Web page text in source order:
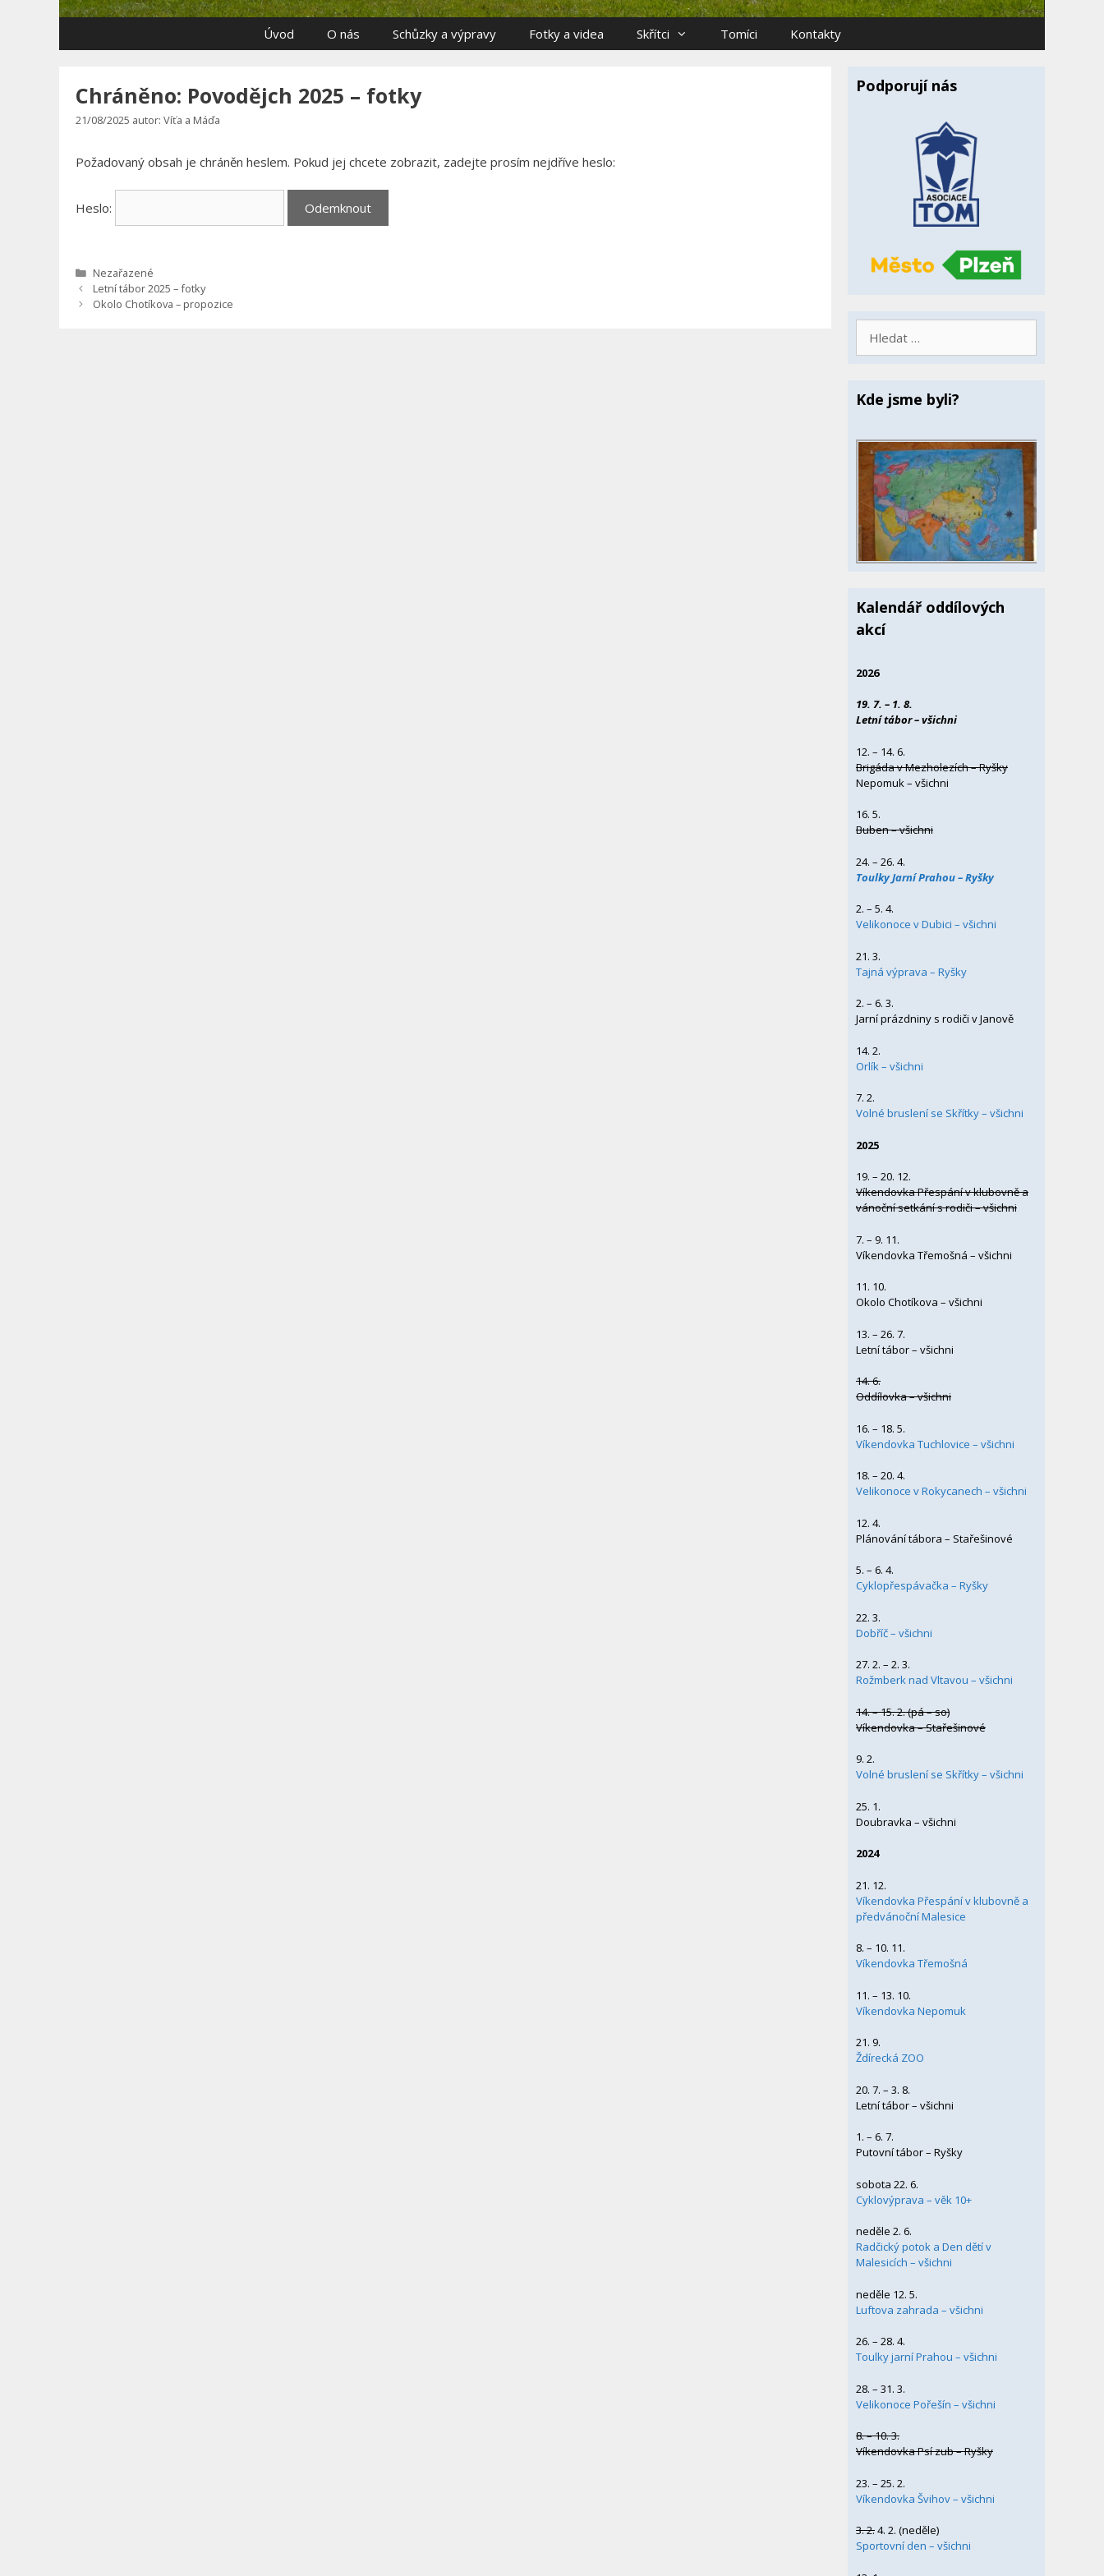
Úvod O nás Schůzky a výpravy Fotky a videa Skřítci Tomíci Kontakty
Chráněno: Povodějch 2025 – fotky
21/08/2025 autor: Víťa a Máďa
Požadovaný obsah je chráněn heslem. Pokud jej chcete zobrazit, zadejte prosím nejdříve heslo:
Heslo:
Rubriky
Nezařazené
Letní tábor 2025 – fotky
Okolo Chotíkova – propozice
Podporují nás
Kde jsme byli?
Kalendář oddílových
akcí
2026
19. 7. – 1. 8.
Letní tábor – všichni
12. – 14. 6.
Brigáda v Mezholezích – Ryšky
Nepomuk – všichni
16. 5.
Buben – všichni
24. – 26. 4.
Toulky Jarní Prahou – Ryšky
2. – 5. 4.
Velikonoce v Dubici – všichni
21. 3.
Tajná výprava – Ryšky
2. – 6. 3.
Jarní prázdniny s rodiči v Janově
14. 2.
Orlík – všichni
7. 2.
Volné bruslení se Skřítky – všichni
2025
19. – 20. 12.
Víkendovka Přespání v klubovně a
vánoční setkání s rodiči – všichni
7. – 9. 11.
Víkendovka Třemošná – všichni
11. 10.
Okolo Chotíkova – všichni
13. – 26. 7.
Letní tábor – všichni
14. 6.
Oddílovka – všichni
16. – 18. 5.
Víkendovka Tuchlovice – všichni
18. – 20. 4.
Velikonoce v Rokycanech – všichni
12. 4.
Plánování tábora – Stařešinové
5. – 6. 4.
Cyklopřespávačka – Ryšky
22. 3.
Dobříč – všichni
27. 2. – 2. 3.
Rožmberk nad Vltavou – všichni
14. – 15. 2. (pá – so)
Víkendovka – Stařešinové
9. 2.
Volné bruslení se Skřítky – všichni
25. 1.
Doubravka – všichni
2024
21. 12.
Víkendovka Přespání v klubovně a
předvánoční Malesice
8. – 10. 11.
Víkendovka Třemošná
11. – 13. 10.
Víkendovka Nepomuk
21. 9.
Ždírecká ZOO
20. 7. – 3. 8.
Letní tábor – všichni
1. – 6. 7.
Putovní tábor – Ryšky
sobota 22. 6.
Cyklovýprava – věk 10+
neděle 2. 6.
Radčický potok a Den dětí v
Malesicích – všichni
neděle 12. 5.
Luftova zahrada – všichni
26. – 28. 4.
Toulky jarní Prahou – všichni
28. – 31. 3.
Velikonoce Pořešín – všichni
8. – 10. 3.
Víkendovka Psí zub – Ryšky
23. – 25. 2.
Víkendovka Švihov – všichni
3. 2.4. 2. (neděle)
Sportovní den – všichni